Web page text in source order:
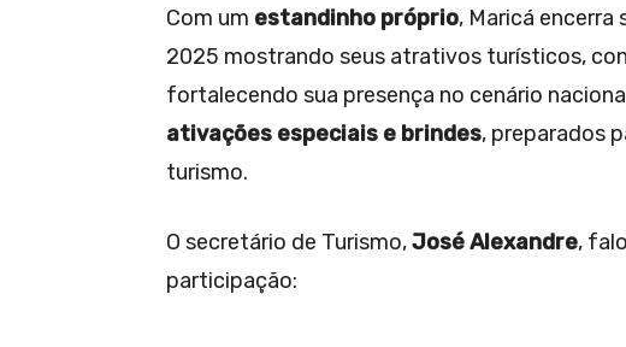
Com um estandinho próprio, Maricá
2025 mostrando seus atrativos turísticos,
fortalecendo sua presença no cenário
ativações especiais e brindes, preparados
turismo.
O secretário de Turismo,José Alexandre,
participação: